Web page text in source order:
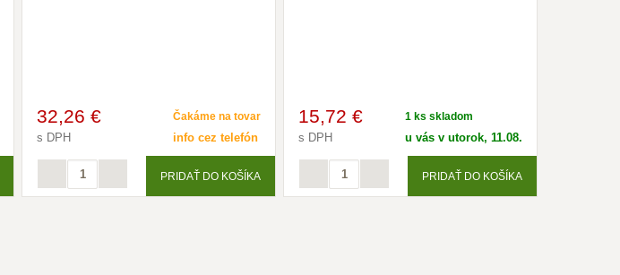
32,26 €
s DPH
Čakáme na tovar
info cez telefón
PRIDAŤ DO KOŠÍKA
15,72 €
s DPH
1 ks skladom
u vás v utorok, 11.08.
PRIDAŤ DO KOŠÍKA